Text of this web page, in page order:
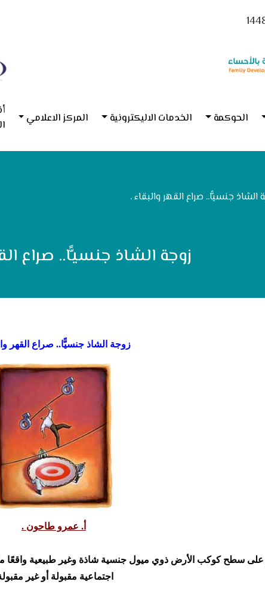
الحوكمة الخدمات الاليكترونية المركز الاعلامي
الشاذ جنسيًّا.. صراع القهر والبقاء .
زوجة الشاذ جنسيًّا.. صراع
زوجة الشاذ جنسيًّا.. صراع القهر
أ. عمرو طاحون .
سطح كوكب الأرض ذوي ميول جنسية شاذة وغير طبيعية واقعًا
اجتماعية مقبولة أو غير